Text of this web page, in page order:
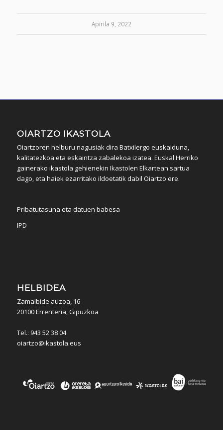
Apirila 9, 2022
OIARTZO IKASTOLA
Oiartzoren helburu nagusiak dira Batxilergo euskalduna,
kalitatezkoa eta eskaintza zabalekoa izatea. Euskal Herriko
gainerako ikastola gehienekin Ikastolen Elkartean sartua
dago, eta haiek ezarritako ildoetatik dabil Oiartzo ere.
Pribatutasuna eta datuen babesa
IPD
HELBIDEA
Zamalbide auzoa, 16
20100 Errenteria, Gipuzkoa
Tel.: 943 52 38 04
oiartzo@ikastola.eus